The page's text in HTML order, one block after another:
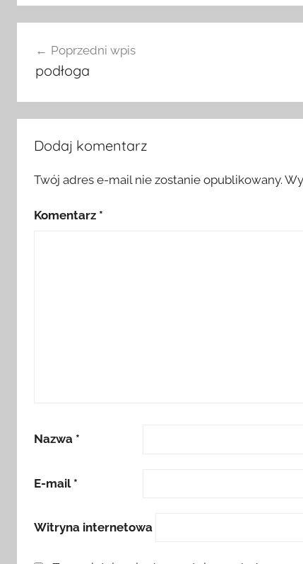
wpisuPoprzedni wpis
podłoga
Dodaj komentarz
Twój adres e-mail nie zostanie opublikowany.
Komentarz *
Nazwa *
E-mail *
Witryna internetowa